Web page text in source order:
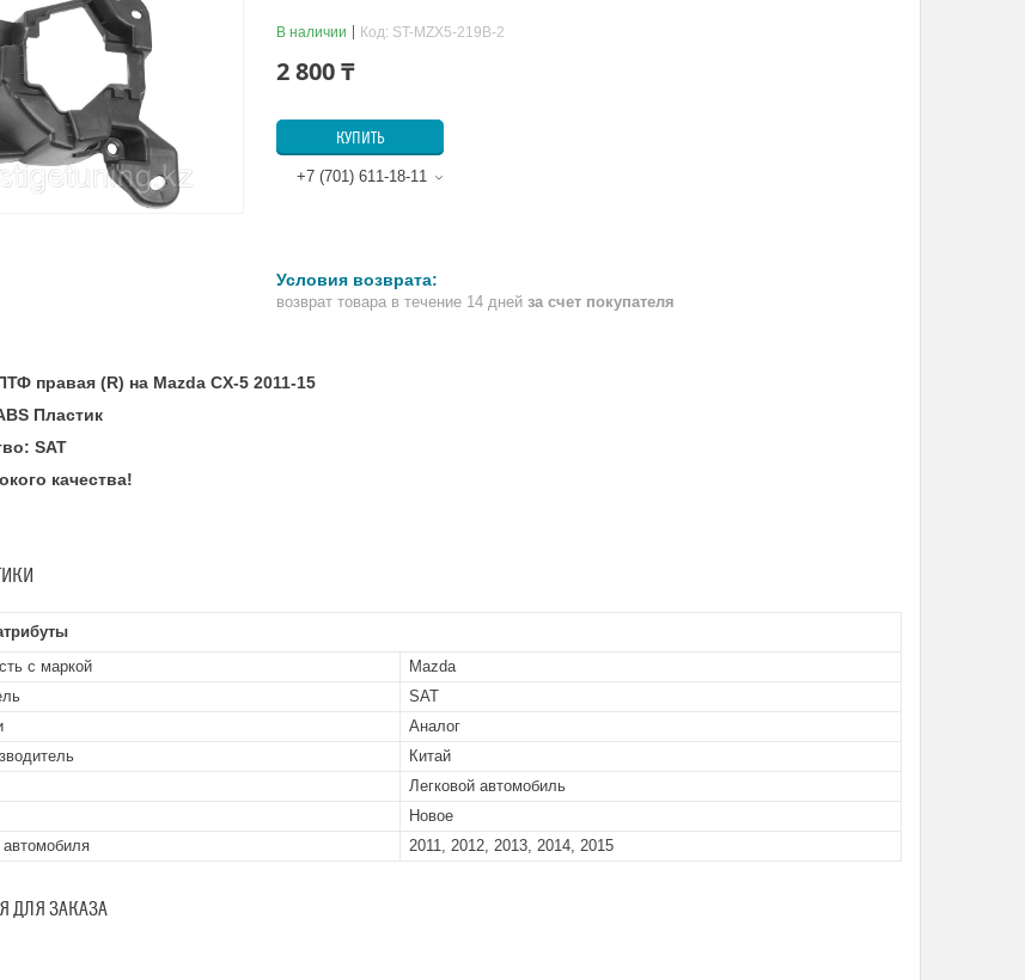
В наличии Код: ST-MZX5-219B-2
2 800 ₸
КУПИТЬ
+7 (701) 611-18-11
возврат товара в течение 14 дней за счет покупателя
правая (R) на Mazda CX-5 2011-15
Пластик
SAT
качества!
с маркой
Mazda
SAT
Аналог
Китай
Легковой автомобиль
Новое
автомобиля
2011, 2012, 2013, 2014, 2015
ДЛЯ ЗАКАЗА